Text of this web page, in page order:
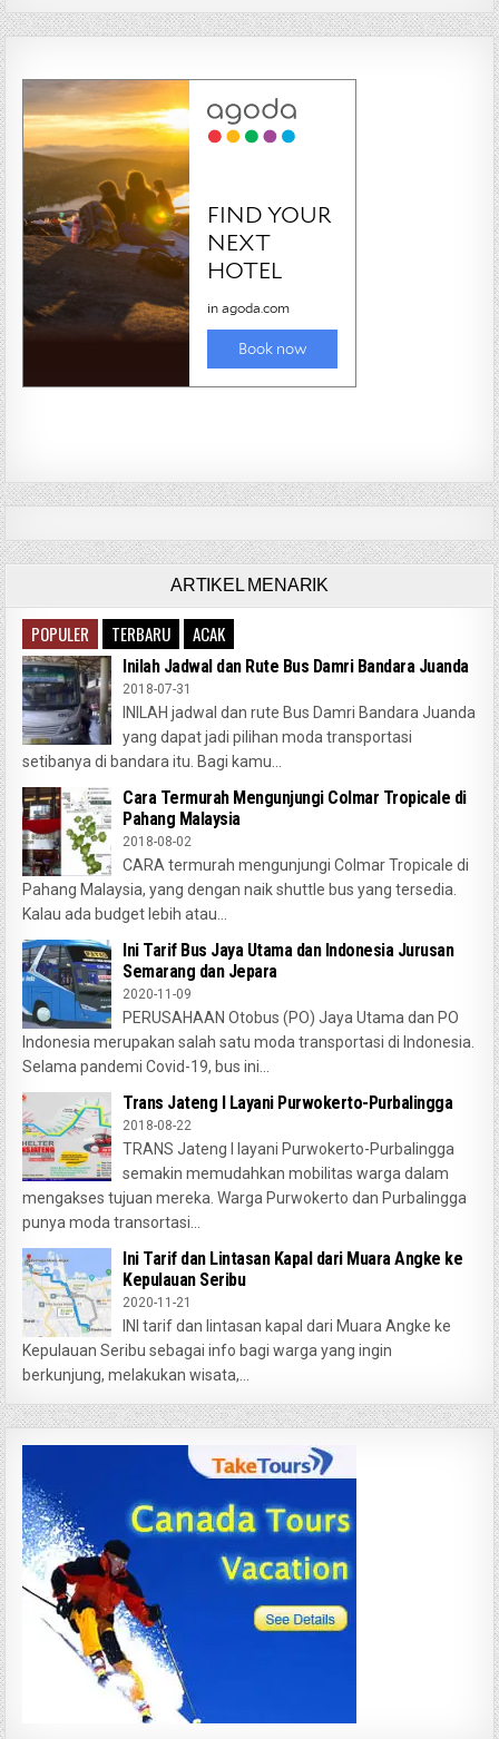
ARTIKEL MENARIK
POPULER TERBARU ACAK
Inilah Jadwal dan Rute Bus Damri Bandara Juanda
2018-07-31
INILAH jadwal dan rute Bus Damri Bandara Juanda
yang dapat jadi pilihan moda transportasi
setibanya di bandara itu. Bagi kamu...
Cara Termurah Mengunjungi Colmar Tropicale di
Pahang Malaysia
2018-08-02
CARA termurah mengunjungi Colmar Tropicale di
Pahang Malaysia, yang dengan naik shuttle bus yang tersedia.
Kalau ada budget lebih atau...
Ini Tarif Bus Jaya Utama dan Indonesia Jurusan
Semarang dan Jepara
2020-11-09
PERUSAHAAN Otobus (PO) Jaya Utama dan PO
Indonesia merupakan salah satu moda transportasi di Indonesia.
Selama pandemi Covid-19, bus ini...
Trans Jateng I Layani Purwokerto-Purbalingga
2018-08-22
TRANS Jateng I layani Purwokerto-Purbalingga
semakin memudahkan mobilitas warga dalam
mengakses tujuan mereka. Warga Purwokerto dan Purbalingga
punya moda transortasi...
Ini Tarif dan Lintasan Kapal dari Muara Angke ke
Kepulauan Seribu
2020-11-21
INI tarif dan lintasan kapal dari Muara Angke ke
Kepulauan Seribu sebagai info bagi warga yang ingin
berkunjung, melakukan wisata,...